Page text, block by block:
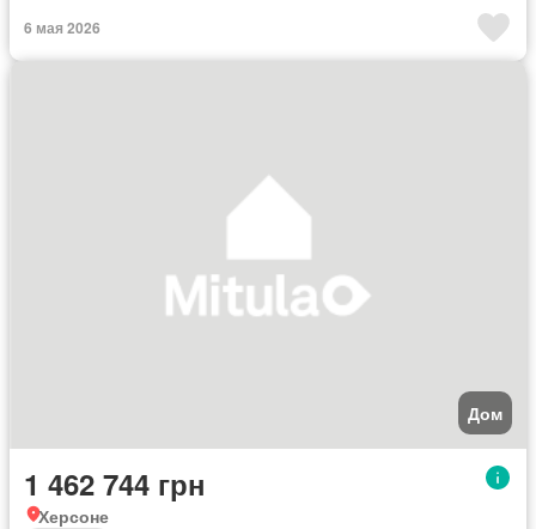
6 мая 2026
Дом
1 462 744 грн
Херсоне